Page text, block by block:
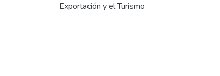
Exportación y el Turismo